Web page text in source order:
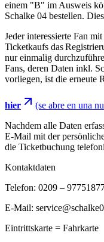
einem "B" im Ausweis
Schalke 04 bestellen.
Jeder interessierte Fan
Ticketkaufs das
nur einmalig
Fans, deren Daten inkl.
vorliegen, ist die erneute
hier (se abre en una
Nachdem alle Daten
E-Mail mit der
die Ticketbuchung
Kontaktdaten
Telefon: 0209 –
E-Mail:
Eintrittskarte = Fahrkarte